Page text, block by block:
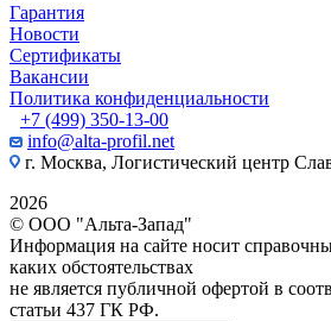
Гарантия
Новости
Сертификаты
Вакансии
Политика конфиденциальности
+7 (499) 350-13-00
info@alta-profil.net
г. Москва, Логистический центр
2026
© ООО "Альта-Запад"
Информация на сайте носит
каких обстоятельствах
не является публичной офертой в
статьи 437 ГК РФ.